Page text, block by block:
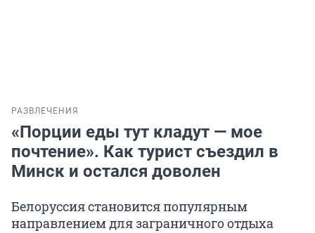
РАЗВЛЕЧЕНИЯ
«Порции еды тут кладут — мое
почтение». Как турист съездил в
Минск и остался доволен
Белоруссия становится популярным
направлением для заграничного отдыха